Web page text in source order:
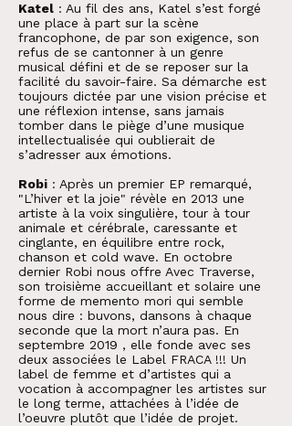
Katel : Au fil des ans, Katel s’est forgé
une place à part sur la scène
francophone, de par son exigence, son
refus de se cantonner à un genre
musical défini et de se reposer sur la
facilité du savoir-faire. Sa démarche est
toujours dictée par une vision précise et
une réflexion intense, sans jamais
tomber dans le piège d’une musique
intellectualisée qui oublierait de
s’adresser aux émotions.
Robi : Après un premier EP remarqué,
"L’hiver et la joie" révèle en 2013 une
artiste à la voix singulière, tour à tour
animale et cérébrale, caressante et
cinglante, en équilibre entre rock,
chanson et cold wave. En octobre
dernier Robi nous offre Avec Traverse,
son troisième accueillant et solaire une
forme de memento mori qui semble
nous dire : buvons, dansons à chaque
seconde que la mort n’aura pas. En
septembre 2019 , elle fonde avec ses
deux associées le Label FRACA !!! Un
label de femme et d’artistes qui a
vocation à accompagner les artistes sur
le long terme, attachées à l’idée de
l’oeuvre plutôt que l’idée de projet.